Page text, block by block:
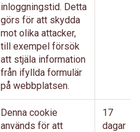
inloggningstid. Detta
görs för att skydda
mot olika attacker,
till exempel försök
att stjäla information
från ifyllda formulär
på webbplatsen.
Denna cookie
används för att
17
dagar